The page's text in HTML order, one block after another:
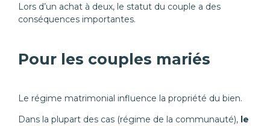
Lors d’un achat à deux, le statut du couple a des
conséquences importantes.
Pour les couples mariés
Le régime matrimonial influence la propriété du bien.
Dans la plupart des cas (régime de la communauté), le